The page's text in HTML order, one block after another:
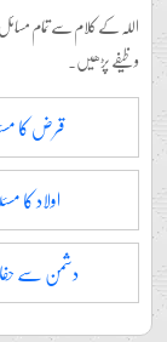
اللہ کے کلام سے تمام
وظیفے پڑھیں۔
قرض کا
اولاد کا
دشمن سے